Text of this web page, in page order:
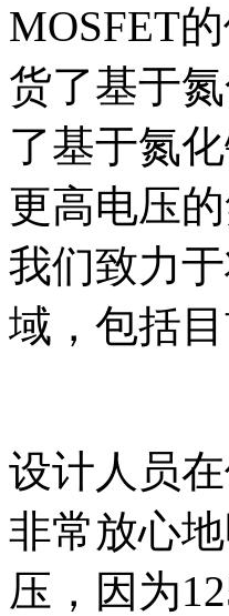
MOSFET
货了基于
了基于氮
更高电压
我们致力
域，包括
设计人员
非常放心
压，因为